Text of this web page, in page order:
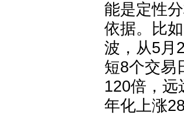
能是定性
依据。比
波，从5月
短8个交易
120倍，远
年化上涨